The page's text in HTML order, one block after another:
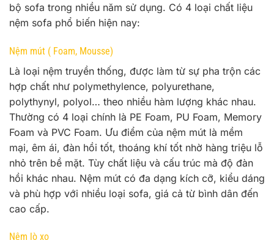
bộ sofa trong nhiều năm sử dụng. Có 4 loại chất liệu
nệm sofa phổ biến hiện nay:
Nệm mút ( Foam, Mousse)
Là loại nệm truyền thống, được làm từ sự pha trộn các
hợp chất như polymethylence, polyurethane,
polythynyl, polyol… theo nhiều hàm lượng khác nhau.
Thường có 4 loại chính là PE Foam, PU Foam, Memory
Foam và PVC Foam. Ưu điểm của nệm mút là mềm
mại, êm ái, đàn hồi tốt, thoáng khí tốt nhờ hàng triệu lỗ
nhỏ trên bề mặt. Tùy chất liệu và cấu trúc mà độ đàn
hồi khác nhau. Nệm mút có đa dạng kích cỡ, kiểu dáng
và phù hợp với nhiều loại sofa, giá cả từ bình dân đến
cao cấp.
Nệm lò xo